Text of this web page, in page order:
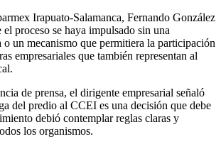
Irapuato-Salamanca, Fernando González
proceso se haya impulsado sin una
un mecanismo que permitiera la participación
empresariales que también representan al
de prensa, el dirigente empresarial señaló
del predio al CCEI es una decisión que debe
debió contemplar reglas claras y
los organismos.